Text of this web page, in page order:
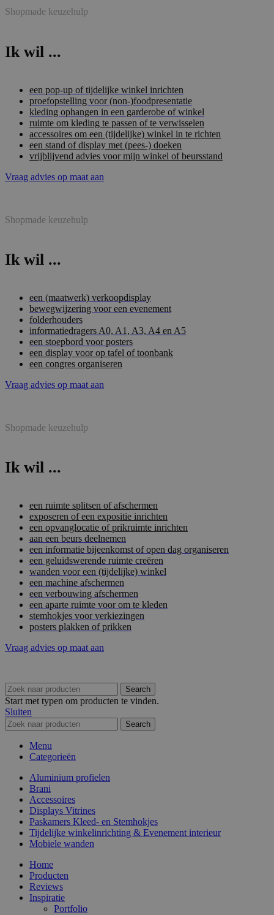
Shopmade keuzehulp
Ik wil ...
een pop-up of tijdelijke winkel inrichten
proefopstelling voor (non-)foodpresentatie
kleding ophangen in een garderobe of winkel
ruimte om kleding te passen of te verwisselen
accessoires om een (tijdelijke) winkel in te richten
een stand of display met (pees-) doeken
vrijblijvend advies voor mijn winkel of beursstand
Vraag advies op maat aan
Shopmade keuzehulp
Ik wil ...
een (maatwerk) verkoopdisplay
bewegwijzering voor een evenement
folderhouders
informatiedragers A0, A1, A3, A4 en A5
een stoepbord voor posters
een display voor op tafel of toonbank
een congres organiseren
Vraag advies op maat aan
Shopmade keuzehulp
Ik wil ...
een ruimte splitsen of afschermen
exposeren of een expositie inrichten
een opvanglocatie of prikruimte inrichten
aan een beurs deelnemen
een informatie bijeenkomst of open dag organiseren
een geluidswerende ruimte creëren
wanden voor een (tijdelijke) winkel
een machine afschermen
een verbouwing afschermen
een aparte ruimte voor om te kleden
stemhokjes voor verkiezingen
posters plakken of prikken
Vraag advies op maat aan
Search
Start met typen om producten te vinden.
Sluiten
Search
Menu
Categorieën
Aluminium profielen
Brani
Accessoires
Displays Vitrines
Paskamers Kleed- en Stemhokjes
Tijdelijke winkelinrichting & Evenement interieur
Mobiele wanden
Home
Producten
Reviews
Inspiratie
Portfolio